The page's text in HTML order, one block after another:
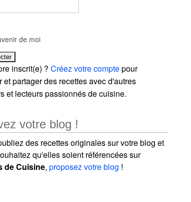
de moi
inscrit(e) ?Créez votre comptepour
et partager des recettes avec d'autres
et lecteurs passionnés de cuisine.
votre blog !
des recettes originales sur votre blog et
qu'elles soient référencées sur
de Cuisine,proposez votre blog !